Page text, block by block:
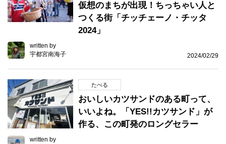
仮想のまちが出現！ちっちゃい人と
つくる街「チッチェーノ・チッタ
2024」
written by
宇都宮南海子
2024/02/29
たべる
おいしいカツサンドのある町って、
いいよね。「YES!!カツサンド」が
作る、この町発のロングセラー
written by